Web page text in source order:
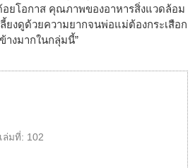
ยโอกาส คุณภาพของอาหารสิ่งแวดล้อม
ยงดูด้วยความยากจนพ่อแม่ต้องกระเสือก
งมากในกลุ่มนี้”
เล่มที่: 102